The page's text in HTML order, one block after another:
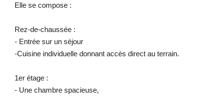
Elle se compose :
Rez-de-chaussée :
- Entrée sur un séjour
-Cuisine individuelle donnant accès direct au terrain.
1er étage :
- Une chambre spacieuse,